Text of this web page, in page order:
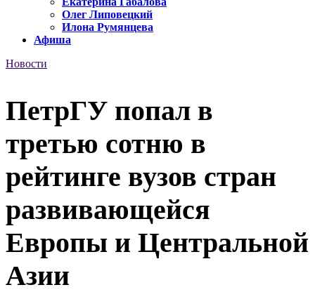
Олег Липовецкий
Илона Румянцева
Афиша
Новости
ПетрГУ попал в
третью сотню в
рейтинге вузов стран
развивающейся
Европы и Центральной
Азии